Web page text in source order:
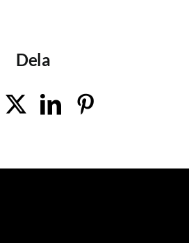
Dela
Facebook
X LinkedIn